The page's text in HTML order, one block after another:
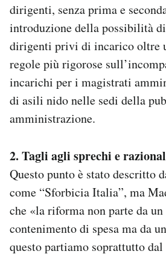
dirigenti, senza prima e
introduzione della possibilità
dirigenti privi di incarico oltre
regole più rigorose
incarichi per i magistrati
di asili nido nelle sedi della
amministrazione.
2. Tagli agli sprechi e
Questo punto è stato descritto
come “Sforbicia Italia”, ma
che «la riforma non parte da
contenimento di spesa ma da
questo partiamo soprattutto